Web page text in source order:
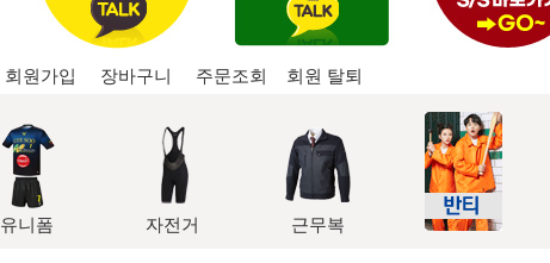
회원가입 장바구니 주문조회 회원 탈퇴
유니폼 자전거 근무복